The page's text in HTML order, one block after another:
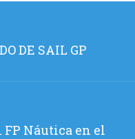
DE SAIL GP
FP Náutica en el